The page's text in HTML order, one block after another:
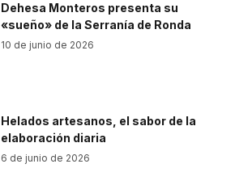
Dehesa Monteros presenta su
«sueño» de la Serranía de Ronda
10 de junio de 2026
Helados artesanos, el sabor de la
elaboración diaria
6 de junio de 2026